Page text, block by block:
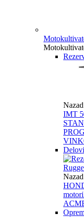
Nazad
IMT
Nazad
motori